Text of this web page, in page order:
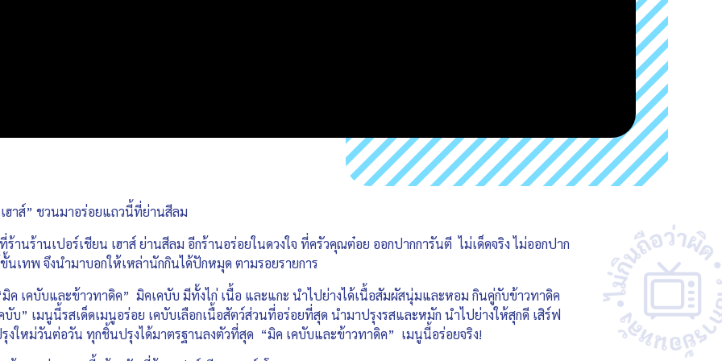
ฮาส์” ชวนมาอร่อยแถวนี้ที่ย่านสีลม
นร้านเปอร์เชียน เฮาส์ ย่านสีลม อีกร้านอร่อยในดวงใจ ที่ครัวคุณต๋อย ออกปากการันตี ไม่เด็ดจริง ไม่ออกปาก
นเทพ จึงนำมาบอกให้เหล่านักกินได้ปักหมุด ตามรอยรายการ
เคบับและข้าวทาดิค” มิคเคบับ มีทั้งไก่ เนื้อ และแกะ นำไปย่างได้เนื้อสัมผัสนุ่มและหอม กินคู่กับข้าวทาดิค
” เมนูนี้รสเด็ดเมนูอร่อย เคบับเลือกเนื้อสัตว์ส่วนที่อร่อยที่สุด นำมาปรุงรสและหมัก นำไปย่างให้สุกดี เสิร์ฟ
ใหม่วันต่อวัน ทุกชิ้นปรุงได้มาตรฐานลงตัวที่สุด “มิค เคบับและข้าวทาดิค” เมนูนี้อร่อยจริง!